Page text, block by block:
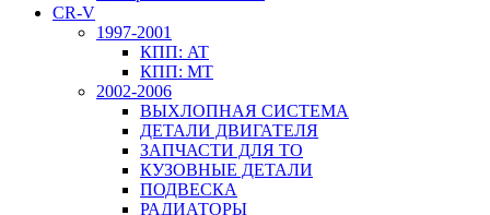
CR-V
1997-2001
КПП: AT
КПП: MT
2002-2006
ВЫХЛОПНАЯ СИСТЕМА
ДЕТАЛИ ДВИГАТЕЛЯ
ЗАПЧАСТИ ДЛЯ ТО
КУЗОВНЫЕ ДЕТАЛИ
ПОДВЕСКА
РАДИАТОРЫ